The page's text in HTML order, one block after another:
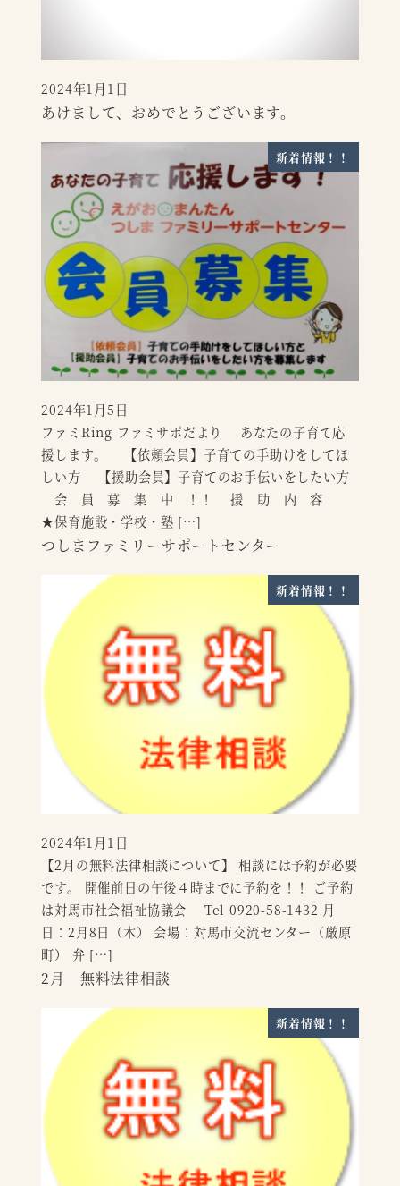
あけまして、おめでとうございます。
投稿日
2024年1月1日
新着情報！！
つしまファミリーサポートセンター
ファミRing ファミサポだより あなたの子育て応
援します。 【依頼会員】子育ての手助けをしてほ
しい方 【援助会員】子育てのお手伝いをしたい方
会 員 募 集 中 ！！ 援 助 内 容
★保育施設・学校・塾 […]
投稿日
2024年1月5日
新着情報！！
2月 無料法律相談
【2月の無料法律相談について】 相談には予約が必要
です。 開催前日の午後４時までに予約を！！ ご予約
は対馬市社会福祉協議会 Tel 0920-58-1432 月
日：2月8日（木） 会場：対馬市交流センター（厳原
町） 弁 […]
投稿日
2024年1月1日
新着情報！！